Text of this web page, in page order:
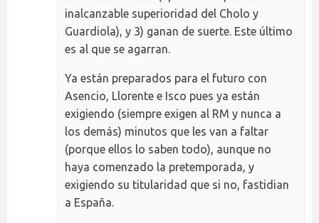
inalcanzable superioridad del Cholo y
Guardiola), y 3) ganan de suerte. Este último
es al que se agarran.
Ya están preparados para el futuro con
Asencio, Llorente e Isco pues ya están
exigiendo (siempre exigen al RM y nunca a
los demás) minutos que les van a faltar
(porque ellos lo saben todo), aunque no
haya comenzado la pretemporada, y
exigiendo su titularidad que si no, fastidian
a España.